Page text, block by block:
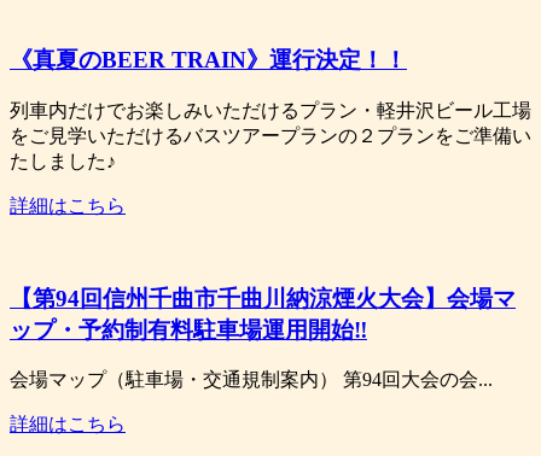
《真夏のBEER TRAIN》運行決定！！
列車内だけでお楽しみいただけるプラン・軽井沢ビール工場
をご見学いただけるバスツアープランの２プランをご準備い
たしました♪
詳細はこちら
【第94回信州千曲市千曲川納涼煙火大会】会場マ
ップ・予約制有料駐車場運用開始‼
会場マップ（駐車場・交通規制案内） 第94回大会の会...
詳細はこちら